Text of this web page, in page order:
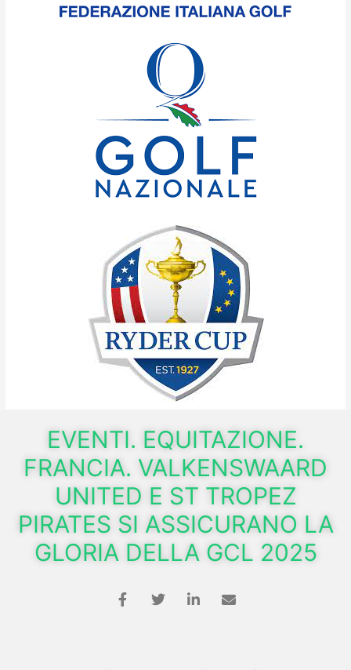
EVENTI. EQUITAZIONE.
FRANCIA. VALKENSWAARD
UNITED E ST TROPEZ
PIRATES SI ASSICURANO LA
GLORIA DELLA GCL 2025